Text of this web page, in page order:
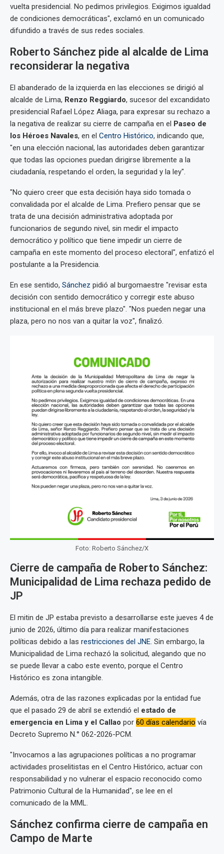
vuelta presidencial. No pedimos privilegios. Exigimos igualdad
de condiciones democráticas", exclamó en un comunicado
difundido a través de sus redes sociales.
Roberto Sánchez pide al alcalde de Lima
reconsiderar la negativa
El abanderado de la izquierda en las elecciones se dirigió al
alcalde de Lima, Renzo Reggiardo, sucesor del excandidato
presidencial Rafael López Aliaga, para expresar su rechazo a
la negativa de realizar su cierre de campaña en el
Paseo de
los Héroes Navales, en el Centro Histórico, indicando que,
"en una elección nacional, las autoridades deben garantizar
que todas las opciones puedan dirigirse libremente a la
ciudadanía, respetando el orden, la seguridad y la ley".
"No quiero creer que esta decisión haya sido tomada o
convalidada por el alcalde de Lima. Prefiero pensar que se
trata de una decisión administrativa adoptada por
funcionarios de segundo nivel, sin medir el impacto
democrático y político que tiene impedir un cierre de
campaña en este momento del proceso electoral", enfatizó el
postulante a la Presidencia.
En ese sentido, Sánchez pidió al burgomaestre "revisar esta
decisión con sentido democrático y corregir este abuso
institucional en el más breve plazo". "Nos pueden negar una
plaza, pero no nos van a quitar la voz", finalizó.
Foto: Roberto Sánchez/X
Cierre de campaña de Roberto Sánchez:
Municipalidad de Lima rechaza pedido de
JP
El mitin de JP estaba previsto a desarrollarse este jueves 4 de
junio de 2026, último día para realizar manifestaciones
políticas debido a las restricciones del JNE. Sin embargo, la
Municipalidad de Lima rechazó la solicitud, alegando que no
se puede llevar a cabo este evento, porque el Centro
Histórico es zona intangible.
Además, otra de las razones explicadas por la entidad fue
que el pasado 29 de abril se extendió el estado de
emergencia en Lima y el Callao por 60 días calendario vía
Decreto Supremo N.° 062-2026-PCM.
"Invocamos a las agrupaciones políticas a no programar
actividades proselitistas en el Centro Histórico, actuar con
responsabilidad y no vulnerar el espacio reconocido como
Patrimonio Cultural de la Humanidad", se lee en el
comunicado de la MML.
Sánchez confirma cierre de campaña en
Campo de Marte